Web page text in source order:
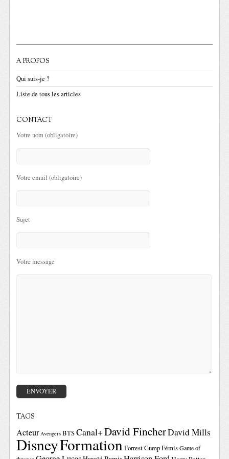
A PROPOS
Qui suis-je ?
Liste de tous les articles
CONTACT
Votre nom (obligatoire)
Votre email (obligatoire)
Sujet
Votre message
TAGS
Acteur Avengers BTSCanal+David FincherDavid Mills
DisneyFormationForrest GumpFémis Game of